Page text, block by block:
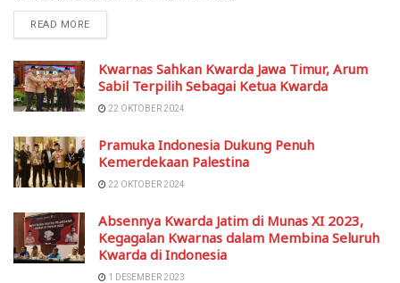
READ MORE
Kwarnas Sahkan Kwarda Jawa Timur, Arum
Sabil Terpilih Sebagai Ketua Kwarda
22 OKTOBER 2024
Pramuka Indonesia Dukung Penuh
Kemerdekaan Palestina
22 OKTOBER 2024
Absennya Kwarda Jatim di Munas XI 2023,
Kegagalan Kwarnas dalam Membina Seluruh
Kwarda di Indonesia
1 DESEMBER 2023